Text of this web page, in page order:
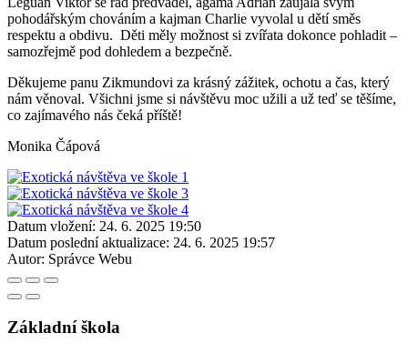
pohodářským chováním a kajman Charlie vyvolal u dětí směs
respektu a obdivu. Děti měly možnost si zvířata dokonce pohladit –
samozřejmě pod dohledem a bezpečně.
Děkujeme panu Zikmundovi za krásný zážitek, ochotu a čas, který
nám věnoval. Všichni jsme si návštěvu moc užili a už teď se těšíme,
co zajímavého nás čeká příště!
Monika Čápová
Datum vložení: 24. 6. 2025 19:50
Datum poslední aktualizace: 24. 6. 2025 19:57
Autor: Správce Webu
Základní škola